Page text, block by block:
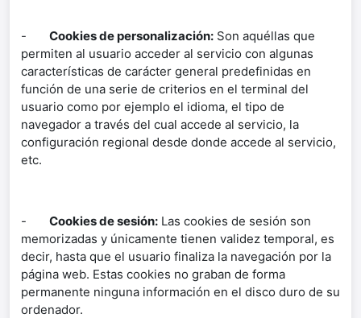
- Cookies de personalización: Son aquéllas que
permiten al usuario acceder al servicio con algunas
características de carácter general predefinidas en
función de una serie de criterios en el terminal del
usuario como por ejemplo el idioma, el tipo de
navegador a través del cual accede al servicio, la
configuración regional desde donde accede al servicio,
etc.
- Cookies de sesión: Las cookies de sesión son
memorizadas y únicamente tienen validez temporal, es
decir, hasta que el usuario finaliza la navegación por la
página web. Estas cookies no graban de forma
permanente ninguna información en el disco duro de su
ordenador.